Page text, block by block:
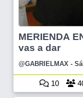
MERIENDA EN LA IDEAL II
vas a dar
@GABRIELMAX -
10